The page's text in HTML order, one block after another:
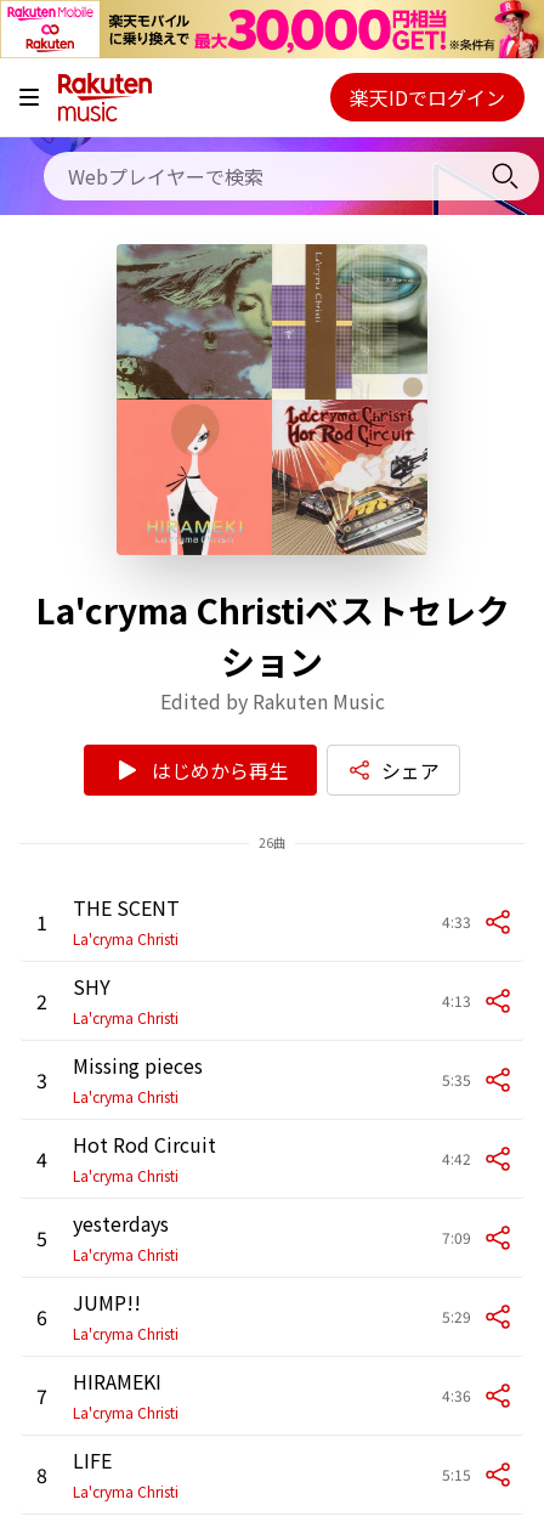
キャンペーン
料金プラン
使い方
初回30日間無料お試し
Webプレイヤー
ご契約内容の確認・変更
楽天IDでログイン
La'cryma Christiベストセレク
ション
Edited by Rakuten Music
はじめから再生 シェア
26曲
1 THE SCENT
La'cryma Christi
4:33
2 SHY
La'cryma Christi
4:13
3 Missing pieces
La'cryma Christi
5:35
4 Hot Rod Circuit
La'cryma Christi
4:42
5 yesterdays
La'cryma Christi
7:09
6 JUMP!!
La'cryma Christi
5:29
7 HIRAMEKI
La'cryma Christi
4:36
8 LIFE
La'cryma Christi
5:15